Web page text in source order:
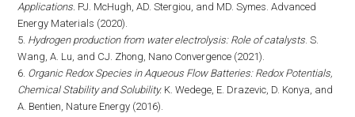
Applications. PJ. McHugh, AD. Stergiou, and MD. Symes. Advanced
Energy Materials (2020).
5. Hydrogen production from water electrolysis: Role of catalysts. S.
Wang, A. Lu, and CJ. Zhong, Nano Convergence (2021).
6. Organic Redox Species in Aqueous Flow Batteries: Redox Potentials,
Chemical Stability and Solubility. K. Wedege, E. Drazevic, D. Konya, and
A. Bentien, Nature Energy (2016).